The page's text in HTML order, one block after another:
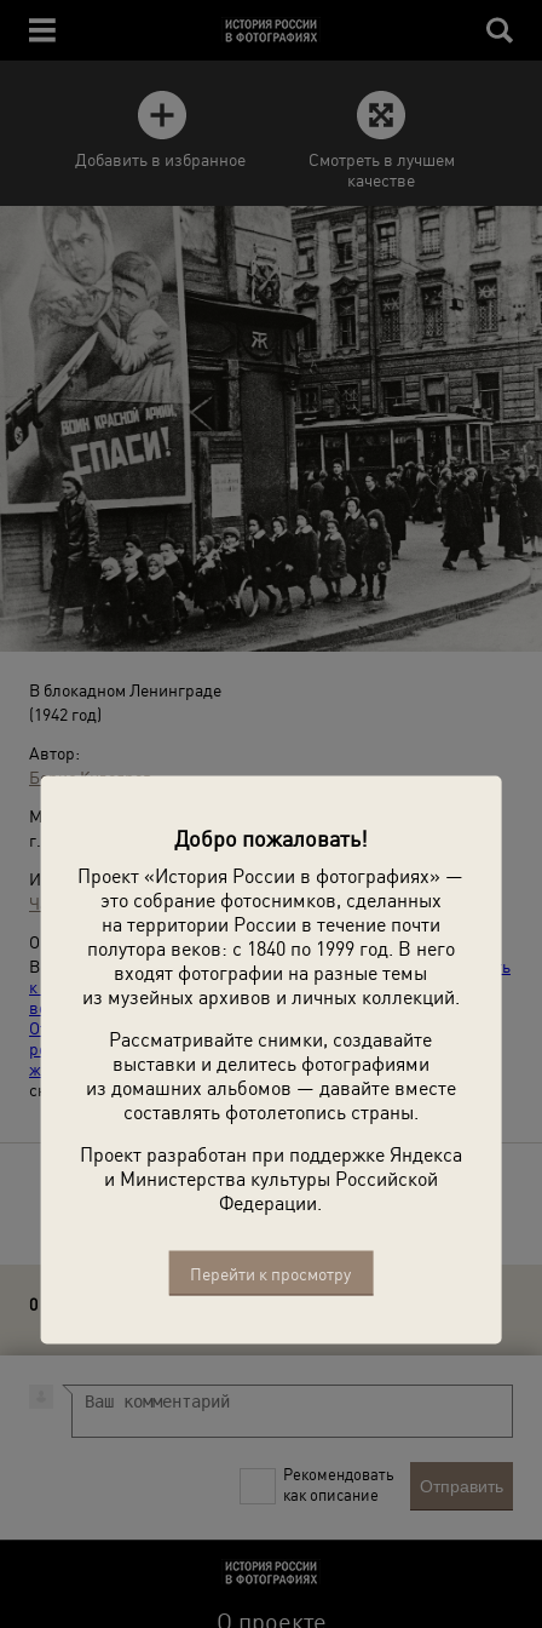
Добро пожаловать!
Проект «История России в фотографиях» —
это собрание фотоснимков, сделанных
на территории России в течение почти
полутора веков: с 1840 по 1999 год. В него
входят фотографии на разные темы
из музейных архивов и личных коллекций.
Рассматривайте снимки, создавайте
выставки и делитесь фотографиями
из домашних альбомов — давайте вместе
составлять фотолетопись страны.
Проект разработан при поддержке Яндекса
и Министерства культуры Российской
Федерации.
Перейти к просмотру
Добавить в избранное
Смотреть в лучшем
качестве
В блокадном Ленинграде
(1942 год)
Автор:
Борис Кудояров
Место съемки:
г. Ленинград
Источники:
Частный архив
О фотографии:
Выставки:
«Человек на войне»,«Великая Отечественная. Путь
к Победе»
«Лицо российского учителя в XX
веке»
«Дети»,«Самые дорогие и любимые»,«Дети Великой
Отечественной»
редакции» и видео «Блокадный Ленинград. "Эстафета
жизни"»
«Шостакович и Ленинград. Война и музыка»
снимком.
Расскажите друзьям об этом фото
0 комментариев
Рекомендовать
как описание
Отправить
О проекте